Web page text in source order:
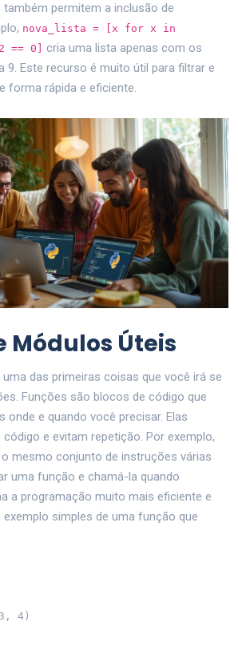
permitem a inclusão de
nova_lista = [x for x in
== 0] cria uma lista apenas com os
9. Este recurso é muito útil para filtrar e
forma rápida e eficiente.
Módulos Úteis
uma das primeiras coisas que você irá se
Funções são blocos de código que
onde e quando você precisar. Elas
e evitam repetição. Por exemplo,
mesmo conjunto de instruções várias
uma função e chamá-la quando
a programação muito mais eficiente e
simples de uma função que
4)